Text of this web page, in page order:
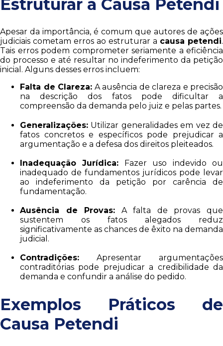
Estruturar a Causa Petendi
Apesar da importância, é comum que autores de ações
judiciais cometam erros ao estruturar a causa petendi.
Tais erros podem comprometer seriamente a eficiência
do processo e até resultar no indeferimento da petição
inicial. Alguns desses erros incluem:
Falta de Clareza: A ausência de clareza e precisão
na descrição dos fatos pode dificultar a
compreensão da demanda pelo juiz e pelas partes.
Generalizações: Utilizar generalidades em vez de
fatos concretos e específicos pode prejudicar a
argumentação e a defesa dos direitos pleiteados.
Inadequação Jurídica: Fazer uso indevido ou
inadequado de fundamentos jurídicos pode levar
ao indeferimento da petição por carência de
fundamentação.
Ausência de Provas: A falta de provas que
sustentem os fatos alegados reduz
significativamente as chances de êxito na demanda
judicial.
Contradições: Apresentar argumentações
contraditórias pode prejudicar a credibilidade da
demanda e confundir a análise do pedido.
Exemplos Práticos de
Causa Petendi